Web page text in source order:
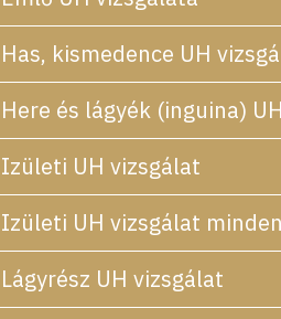
Has, kismedence UH
Here és lágyék (inguina)
Izületi UH vizsgálat
Izületi UH vizsgálat
Lágyrész UH vizsgálat